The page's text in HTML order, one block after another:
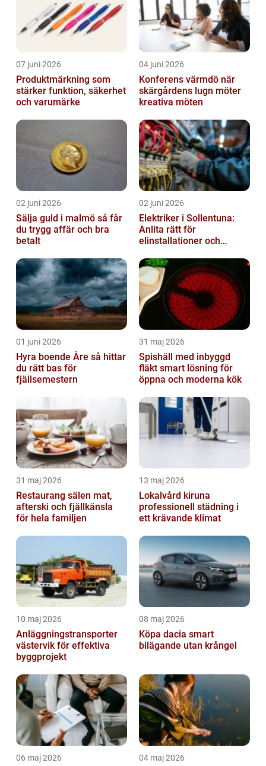
07 juni 2026
Produktmärkning som
stärker funktion, säkerhet
och varumärke
04 juni 2026
Konferens värmdö när
skärgårdens lugn möter
kreativa möten
02 juni 2026
Sälja guld i malmö så får
du trygg affär och bra
betalt
02 juni 2026
Elektriker i Sollentuna:
Anlita rätt för
elinstallationer och
01 juni 2026
Hyra boende Åre så hittar
du rätt bas för
fjällsemestern
31 maj 2026
Spishäll med inbyggd
fläkt smart lösning för
öppna och moderna kök
31 maj 2026
Restaurang sälen mat,
afterski och fjällkänsla
för hela familjen
13 maj 2026
Lokalvård kiruna
professionell städning i
ett krävande klimat
10 maj 2026
Anläggningstransporter
västervik för effektiva
byggprojekt
08 maj 2026
Köpa dacia smart
bilägande utan krångel
06 maj 2026 04 maj 2026